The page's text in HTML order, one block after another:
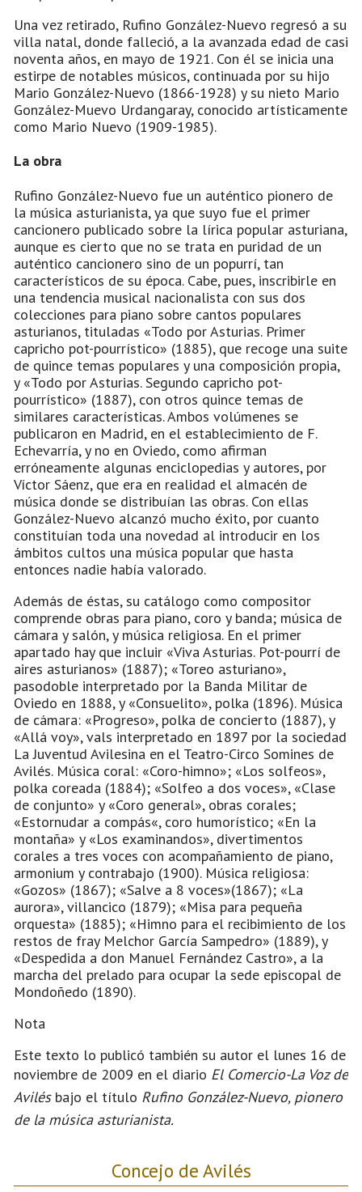
Una vez retirado, Rufino González-Nuevo regresó a su
villa natal, donde falleció, a la avanzada edad de casi
noventa años, en mayo de 1921. Con él se inicia una
estirpe de notables músicos, continuada por su hijo
Mario González-Nuevo (1866-1928) y su nieto Mario
González-Muevo Urdangaray, conocido artísticamente
como Mario Nuevo (1909-1985).
La obra
Rufino González-Nuevo fue un auténtico pionero de
la música asturianista, ya que suyo fue el primer
cancionero publicado sobre la lírica popular asturiana,
aunque es cierto que no se trata en puridad de un
auténtico cancionero sino de un popurrí, tan
característicos de su época. Cabe, pues, inscribirle en
una tendencia musical nacionalista con sus dos
colecciones para piano sobre cantos populares
asturianos, tituladas «Todo por Asturias. Primer
capricho pot-pourrístico» (1885), que recoge una suite
de quince temas populares y una composición propia,
y «Todo por Asturias. Segundo capricho pot-
pourrístico» (1887), con otros quince temas de
similares características. Ambos volúmenes se
publicaron en Madrid, en el establecimiento de F.
Echevarría, y no en Oviedo, como afirman
erróneamente algunas enciclopedias y autores, por
Víctor Sáenz, que era en realidad el almacén de
música donde se distribuían las obras. Con ellas
González-Nuevo alcanzó mucho éxito, por cuanto
constituían toda una novedad al introducir en los
ámbitos cultos una música popular que hasta
entonces nadie había valorado.
Además de éstas, su catálogo como compositor
comprende obras para piano, coro y banda; música de
cámara y salón, y música religiosa. En el primer
apartado hay que incluir «Viva Asturias. Pot-pourrí de
aires asturianos» (1887); «Toreo asturiano»,
pasodoble interpretado por la Banda Militar de
Oviedo en 1888, y «Consuelito», polka (1896). Música
de cámara: «Progreso», polka de concierto (1887), y
«Allá voy», vals interpretado en 1897 por la sociedad
La Juventud Avilesina en el Teatro-Circo Somines de
Avilés. Música coral: «Coro-himno»; «Los solfeos»,
polka coreada (1884); «Solfeo a dos voces», «Clase
de conjunto» y «Coro general», obras corales;
«Estornudar a compás«, coro humorístico; «En la
montaña» y «Los examinandos», divertimentos
corales a tres voces con acompañamiento de piano,
armonium y contrabajo (1900). Música religiosa:
«Gozos» (1867); «Salve a 8 voces»(1867); «La
aurora», villancico (1879); «Misa para pequeña
orquesta» (1885); «Himno para el recibimiento de los
restos de fray Melchor García Sampedro» (1889), y
«Despedida a don Manuel Fernández Castro», a la
marcha del prelado para ocupar la sede episcopal de
Mondoñedo (1890).
Nota
Este texto lo publicó también su autor el lunes 16 de
noviembre de 2009 en el diario El Comercio-La Voz de
Avilésbajo el título Rufino González-Nuevo, pionero
de la música asturianista.
Concejo de Avilés